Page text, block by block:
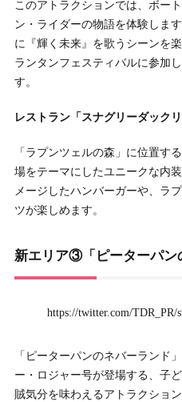
このアトラクションでは、ボー
ン・ライダーの物語を体験しま
に『輝く未来』を歌うシーンを
ランタンフェスティバルに参加
す。
レストラン「スナグリーダックリ
「ラプンツェルの森」に位置す
場をテーマにしたユニークな内
メージしたハンバーガーや、ラ
ツが楽しめます。
新エリア③「ピーターパン
https://twitter.com/TDR_PR/
「ピーターパンのネバーランド
ー・ロジャー号が登場する、子
賊気分を味わえるアトラクショ